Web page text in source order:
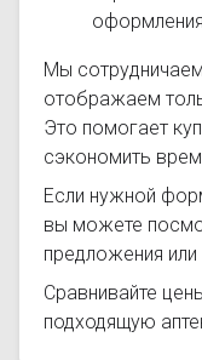
Мы
отображаем
Это помогает
сэкономить
Если нужной
вы можете
предложения или
Сравнивайте
подходящую